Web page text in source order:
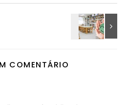
COMENTÁRIO